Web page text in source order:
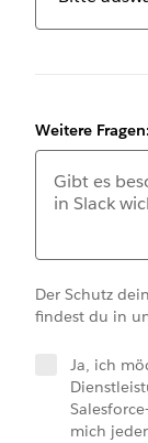
Weitere Fragen:
Der Schutz
findest du in
Ja, ich
mich